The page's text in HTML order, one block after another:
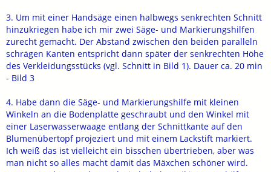
3. Um mit einer Handsäge einen halbwegs senkrechten Schnitt
hinzukriegen habe ich mir zwei Säge- und Markierungshilfen
zurecht gemacht. Der Abstand zwischen den beiden paralleln
schrägen Kanten entspricht dann später der senkrechten Höhe
des Verkleidungsstücks (vgl. Schnitt in Bild 1). Dauer ca. 20 min
- Bild 3
4. Habe dann die Säge- und Markierungshilfe mit kleinen
Winkeln an die Bodenplatte geschraubt und den Winkel mit
einer Laserwasserwaage entlang der Schnittkante auf den
Blumenübertopf projeziert und mit einem Lackstift markiert.
Ich weiß das ist vielleicht ein bisschen übertrieben, aber was
man nicht so alles macht damit das Mäxchen schöner wird.